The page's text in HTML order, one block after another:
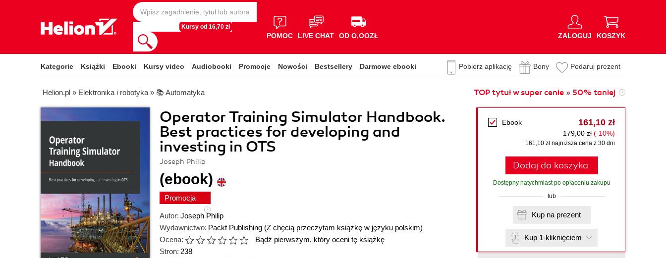
Kursy od 16,70 zł
POMOC LIVE CHAT OD O,OOZŁ ZALOGUJ KOSZYK
Kategorie Książki Ebooki Kursy video Audiobooki Promocje Nowości Bestsellery Darmowe ebooki Pobierz aplikację Bony Podaruj prezent
Helion.pl » Elektronika i robotyka » 📚 Automatyka TOP tytuł w super cenie » 50% taniej
Operator Training Simulator Handbook.
Best practices for developing and
investing in OTS
Joseph Philip
(ebook)
Promocja
Autor: Joseph Philip
Wydawnictwo: Packt Publishing (Z chęcią przeczytam książkę w języku polskim)
Ocena:
Bądź pierwszym, który oceni tę książkę
Stron: 238
Ebook 161,10 zł
179,00 zł (-10%)
161,10 zł najniższa cena z 30 dni
Dodaj do koszyka
Dostępny natychmiast po opłaceniu zakupu
lub
Kup na prezent
Kup 1-kliknięciem